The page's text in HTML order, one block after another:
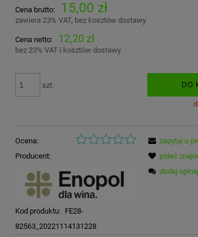
płatności
Cena brutto: 15,00 zł
zawiera 23% VAT, bez kosztów dostawy
Cena netto: 12,20 zł
bez 23% VAT i kosztów dostawy
szt. DO
Ocena:
Producent:
Kod produktu: FE28-
82563_20221114131228
zapytaj o
poleć
dodaj